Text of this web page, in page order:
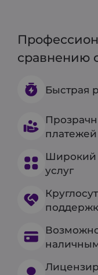
сравнению
Быстрая
платежей
Широкий
услуг